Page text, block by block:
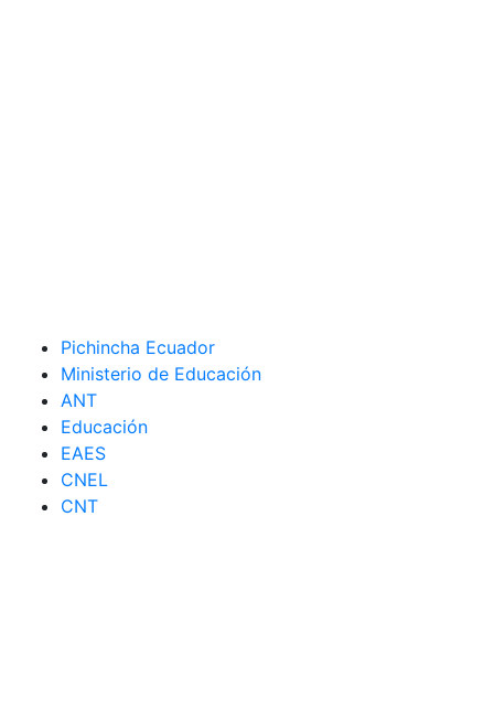
Pichincha Ecuador
Ministerio de Educación
ANT
Educación
EAES
CNEL
CNT